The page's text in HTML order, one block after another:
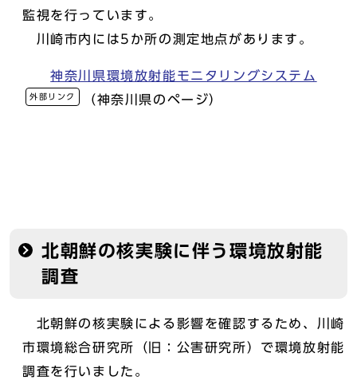
監視を行っています。
川崎市内には5か所の測定地点があります。
神奈川県環境放射能モニタリングシステム
外部リンク （神奈川県のページ）
北朝鮮の核実験に伴う環境放射能
調査
北朝鮮の核実験による影響を確認するため、川崎
市環境総合研究所（旧：公害研究所）で環境放射能
調査を行いました。